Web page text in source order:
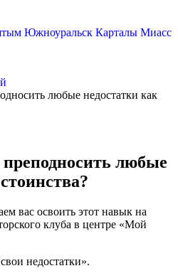
Южноуральск Карталы Миасс
любые недостатки как
любые
вас освоить этот навык на
клуба в центре «Мой
недостатки».